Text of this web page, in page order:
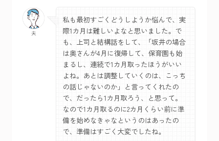
私も最初すごくどうしようか悩んで、実
際1カ月は難しいよなと思いました。で
も、上司と結構話をして、「坂井の場合
は奥さんが4月に復帰して、保育園も始
まるし、連続で1カ月取ったほうがいい
よね。あとは調整していくのは、こっち
の話じゃないのか」と言ってくれたの
で、だったら1カ月取ろう、と思って。
なので1カ月取るのに2カ月くらい前に準
備を始めなきゃなというのはあったの
で、準備はすごく大変でしたね。